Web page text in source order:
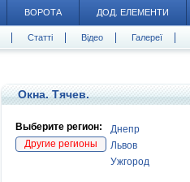
ВОРОТА ДОД. ЕЛЕМЕНТИ
Статті Відео Галереї
Окна. Тячев.
Выберите регион:
Другие регионы
Днепр
Львов
Ужгород